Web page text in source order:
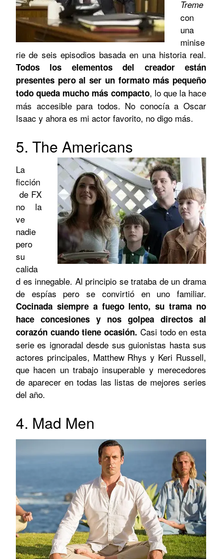
Treme
con
una
minise
rie de seis episodios basada en una historia real.
Todos los elementos del creador están
presentes pero al ser un formato más pequeño
todo queda mucho más compacto, lo que la hace
más accesible para todos. No conocía a Oscar
Isaac y ahora es mi actor favorito, no digo más.
5. The Americans
La
ficción
de FX
no la
ve
nadie
pero
su
calida
d es innegable. Al principio se trataba de un drama
de espías pero se convirtió en uno familiar.
Cocinada siempre a fuego lento, su trama no
hace concesiones y nos golpea directos al
corazón cuando tiene ocasión. Casi todo en esta
serie es ignoradal desde sus guionistas hasta sus
actores principales, Matthew Rhys y Keri Russell,
que hacen un trabajo insuperable y merecedores
de aparecer en todas las listas de mejores series
del año.
4. Mad Men